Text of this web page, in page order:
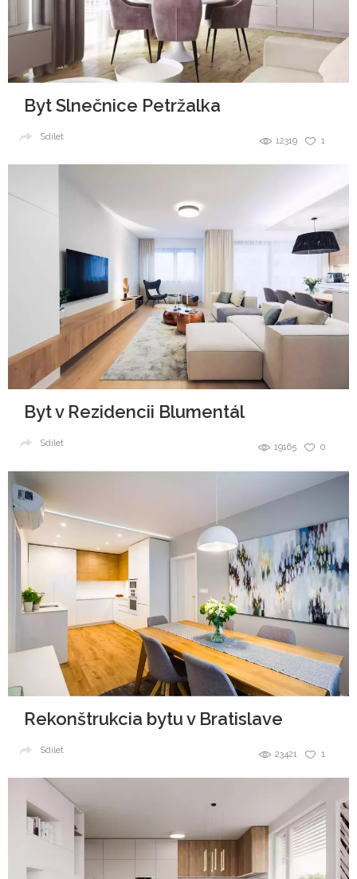
Byt Slnečnice Petržalka
1
12319
Sdílet
Byt v Rezidencii Blumentál
0
19165
Sdílet
Rekonštrukcia bytu v Bratislave
1
23421
Sdílet